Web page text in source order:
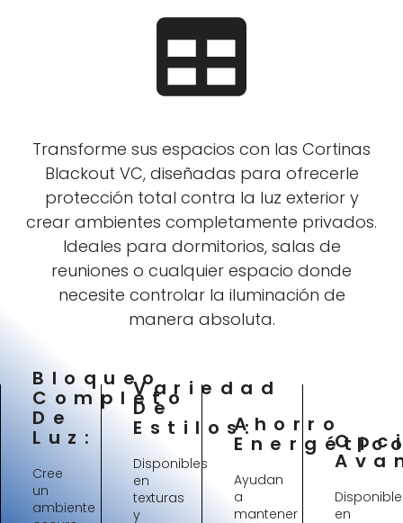
Transforme sus espacios con las Cortinas
Blackout VC, diseñadas para ofrecerle
protección total contra la luz exterior y
crear ambientes completamente privados.
Ideales para dormitorios, salas de
reuniones o cualquier espacio donde
necesite controlar la iluminación de
manera absoluta.
Bloqueo
Completo
De
Luz:
Cree
un
ambiente
Variedad
De
Estilos:
Disponibles
en
texturas
y
Ahorro
Ayudan
a
mantener
en